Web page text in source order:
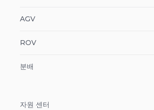
AGV
ROV
분배
자원 센터